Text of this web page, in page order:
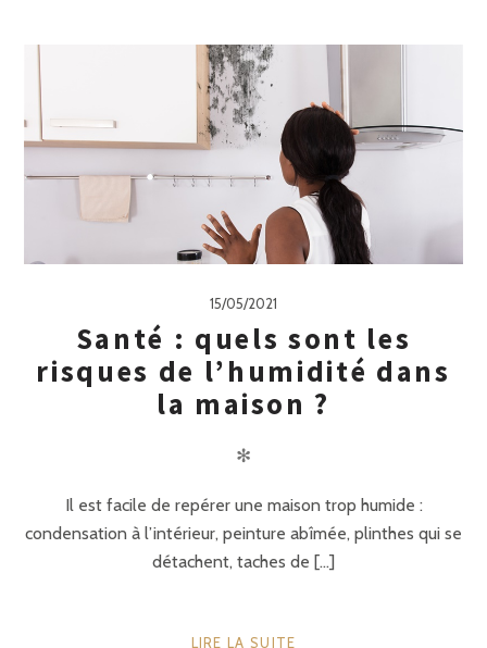
15/05/2021
Santé : quels sont les
risques de l’humidité dans
la maison ?
✻
Il est facile de repérer une maison trop humide :
condensation à l’intérieur, peinture abîmée, plinthes qui se
détachent, taches de [...]
LIRE LA SUITE